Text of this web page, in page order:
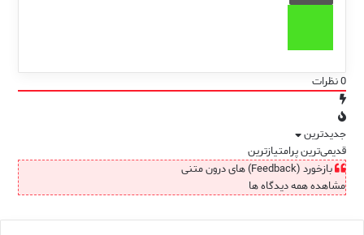
0نظرات
جدیدترین
قدیمی‌ترینپرامتیازترین
بازخورد (Feedback) های درون متنی
مشاهده همه دیدگاه ها